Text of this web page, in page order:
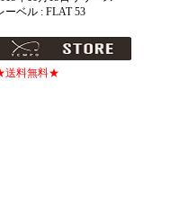
ーベル : FLAT 53
料無料★